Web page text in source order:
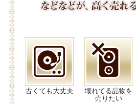
古くても大丈夫
壊れてる品物を
売りたい